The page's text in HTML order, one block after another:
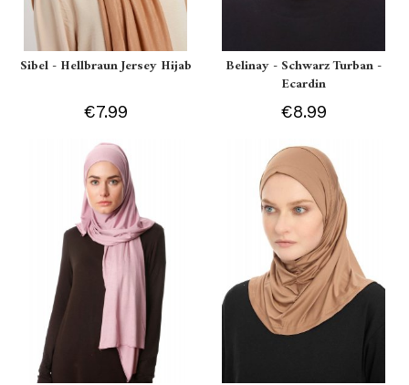
Sibel - Hellbraun Jersey Hijab
€7.99
Belinay - Schwarz Turban -
Ecardin
€8.99